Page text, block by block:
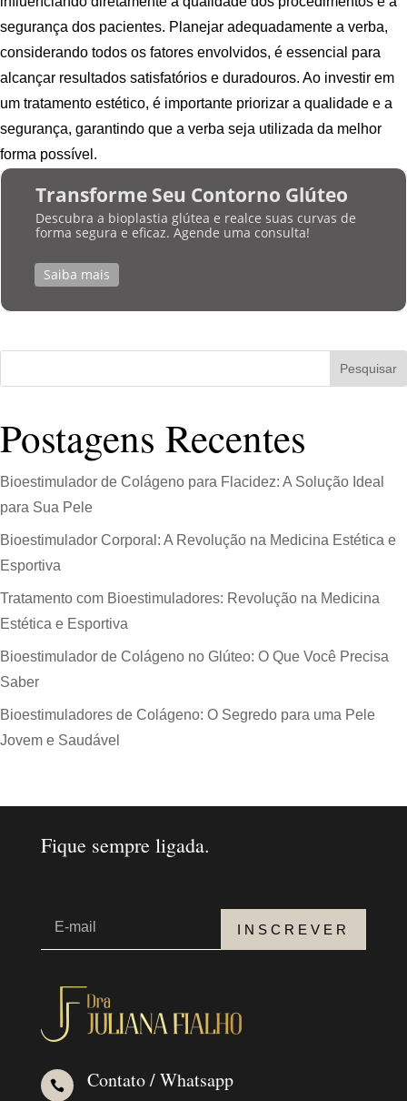
segurança dos pacientes. Planejar adequadamente a verba,
considerando todos os fatores envolvidos, é essencial para
alcançar resultados satisfatórios e duradouros. Ao investir em
um tratamento estético, é importante priorizar a qualidade e a
segurança, garantindo que a verba seja utilizada da melhor
forma possível.
Transforme Seu Contorno Glúteo
Descubra a bioplastia glútea e realce suas curvas de
forma segura e eficaz. Agende uma consulta!
Saiba mais
Pesquisar
Postagens Recentes
Bioestimulador de Colágeno para Flacidez: A Solução Ideal
para Sua Pele
Bioestimulador Corporal: A Revolução na Medicina Estética e
Esportiva
Tratamento com Bioestimuladores: Revolução na Medicina
Estética e Esportiva
Bioestimulador de Colágeno no Glúteo: O Que Você Precisa
Saber
Bioestimuladores de Colágeno: O Segredo para uma Pele
Jovem e Saudável
Fique sempre ligada.
INSCREVER
 Contato / Whatsapp